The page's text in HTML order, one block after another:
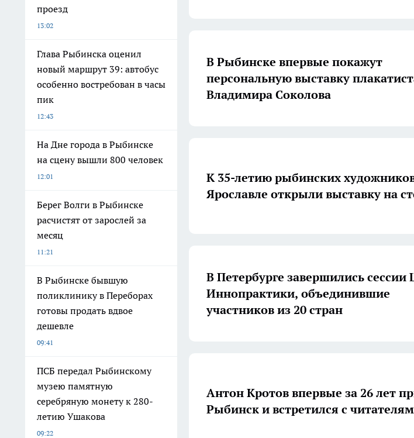
проезд
13:02
Глава Рыбинска оценил
новый маршрут 39: автобус
особенно востребован в часы
пик
12:43
На Дне города в Рыбинске
на сцену вышли 800 человек
12:01
Берег Волги в Рыбинске
расчистят от зарослей за
месяц
11:21
В Рыбинске бывшую
поликлинику в Переборах
готовы продать вдвое
дешевле
09:41
ПСБ передал Рыбинскому
музею памятную
серебряную монету к 280-
летию Ушакова
09:22
В Рыбинске впервые покажут
персональную выставку
Владимира Соколова
К 35-летию рыбинских
Ярославле открыли выставку на
В Петербурге завершились
Иннопрактики, объединившие
участников из 20 стран
Антон Кротов впервые за 26 лет
Рыбинск и встретился с